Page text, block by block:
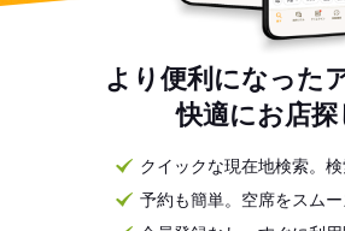
より便利になった
快適にお店探
クイックな現在地検索。
予約も簡単。空席をスム